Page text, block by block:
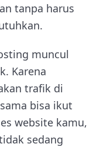
tanpa harus
muncul
Karena
trafik di
bisa ikut
website kamu,
sedang